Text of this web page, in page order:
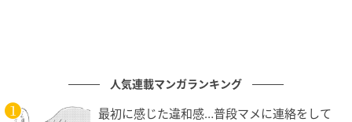
人気連載マンガランキング
最初に感じた違和感…普段マメに連絡をして